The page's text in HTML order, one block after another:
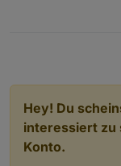
Hey! Du
interessiert zu
Konto.